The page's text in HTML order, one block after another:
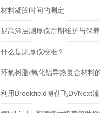
材料凝胶时间的测定
什么是测厚仪校准？